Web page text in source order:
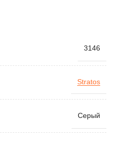
3146
Stratos
Серый